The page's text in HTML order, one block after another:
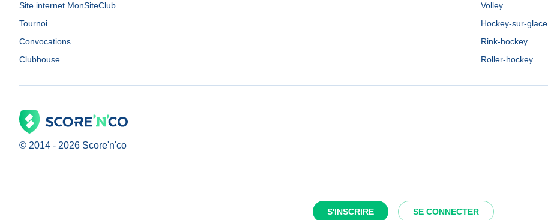
S'INSCRIRE SE CONNECTER
Site internet MonSiteClub
Tournoi
Convocations
Clubhouse
Volley
Hockey-sur-glace
Rink-hockey
Roller-hockey
© 2014 - 2026 Score'n'co